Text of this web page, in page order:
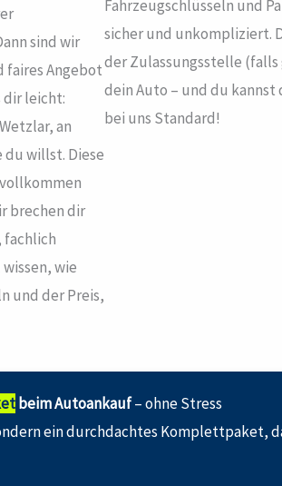
sind wir
Angebot
dir leicht:
an
du willst. Diese
brechen dir
fachlich
wie
und der Preis,
Fahrzeugschlüsseln und
sicher und unkompliziert.
der Zulassungsstelle (falls
dein Auto – und du
bei uns Standard!
beim Autoankauf– ohne Stress
ein durchdachtes Komplettpaket,